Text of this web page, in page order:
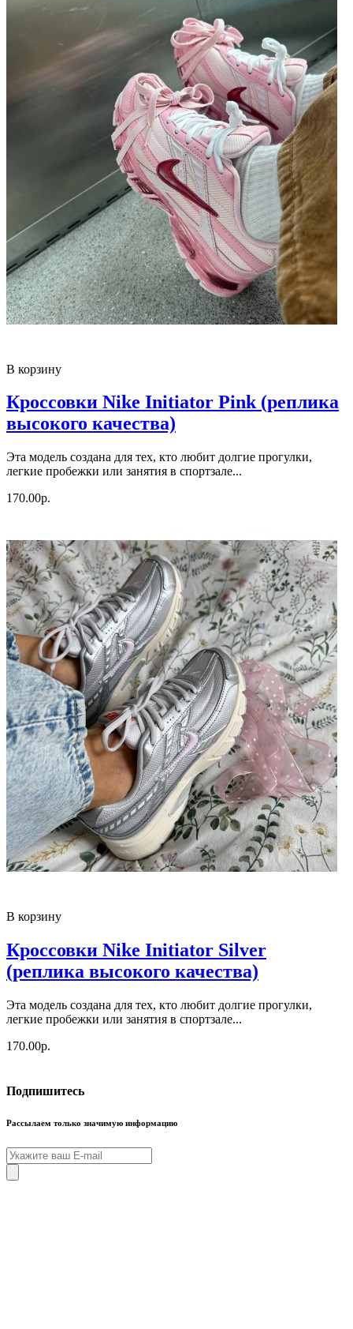
В корзину
Кроссовки Nike Initiator Pink (реплика
высокого качества)
Эта модель создана для тех, кто любит долгие прогулки,
легкие пробежки или занятия в спортзале...
170.00р.
В корзину
Кроссовки Nike Initiator Silver
(реплика высокого качества)
Эта модель создана для тех, кто любит долгие прогулки,
легкие пробежки или занятия в спортзале...
170.00р.
Подпишитесь
Рассылаем только значимую информацию